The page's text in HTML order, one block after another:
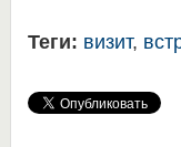
Теги: визит,